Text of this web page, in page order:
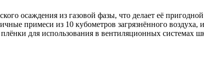
осаждения из газовой фазы, что делает её
примеси из 10 кубометров загрязнённого
для использования в вентиляционных системах